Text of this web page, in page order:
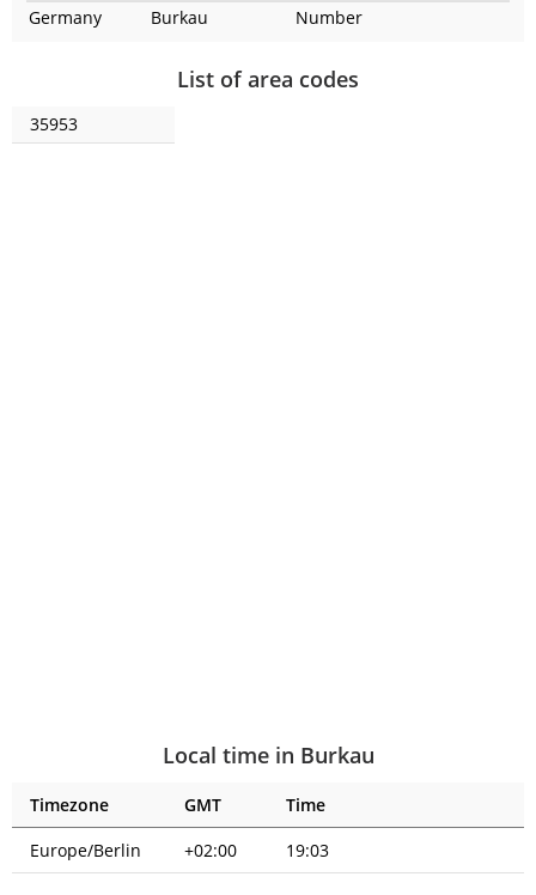
Germany Burkau Number
List of area codes
35953
Local time in Burkau
Timezone GMT
Time
Europe/Berlin
+02:00 19:03